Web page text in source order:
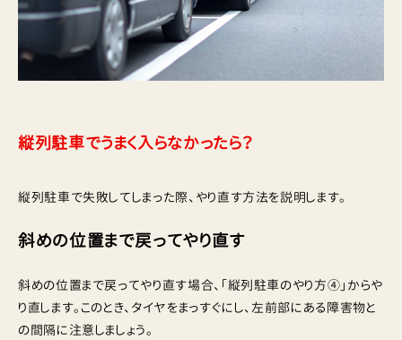
縦列駐車でうまく入らなかったら？
縦列駐車で失敗してしまった際、やり直す方法を説明します。
斜めの位置まで戻ってやり直す
斜めの位置まで戻ってやり直す場合、「縦列駐車のやり方④」からや
り直します。このとき、タイヤをまっすぐにし、左前部にある障害物と
の間隔に注意しましょう。